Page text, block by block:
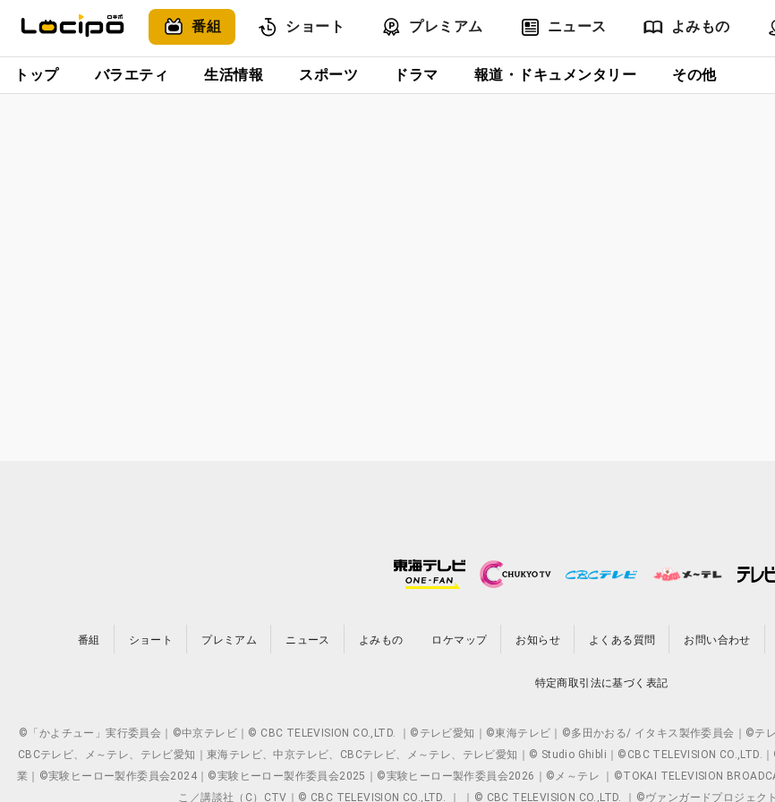
番組 ショート プレミアム ニュース よみもの
トップ バラエティ 生活情報 スポーツ ドラマ 報道・ドキュメンタリー その他
番組 ショート プレミアム ニュース よみもの ロケマップ お知らせ よくある質問 お問い合わせ
特定商取引法に基づく表記
©「かよチュー」実行委員会｜©中京テレビ｜© CBC TELEVISION CO.,LTD. ｜©テレビ愛知｜©東海テレビ｜©多田かおる/ イタキス製作委員会｜©テ
CBCテレビ、メ～テレ、テレビ愛知｜東海テレビ、中京テレビ、CBCテレビ、メ～テレ、テレビ愛知｜© Studio Ghibli｜©CBC TELEVISION
業｜©実験ヒーロー製作委員会2024｜©実験ヒーロー製作委員会2025｜©実験ヒーロー製作委員会2026｜©メ～テレ ｜©TOKAI TELEVISION
こ／講談社（C）CTV｜© CBC TELEVISION CO.,LTD. ｜ ｜© CBC TELEVISION CO.,LTD. ｜©ヴァンガードプロジェ